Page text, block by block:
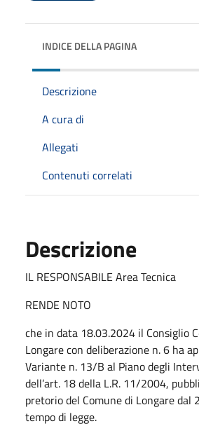
INDICE DELLA PAGINA
Descrizione
A cura di
Allegati
Contenuti correlati
Descrizione
IL RESPONSABILE Area Tecnica
RENDE NOTO
che in data 18.03.2024 il Consiglio
Longare con deliberazione n. 6 ha
Variante n. 13/B al Piano degli
dell’art. 18 della L.R. 11/2004,
pretorio del Comune di Longare dal
tempo di legge.